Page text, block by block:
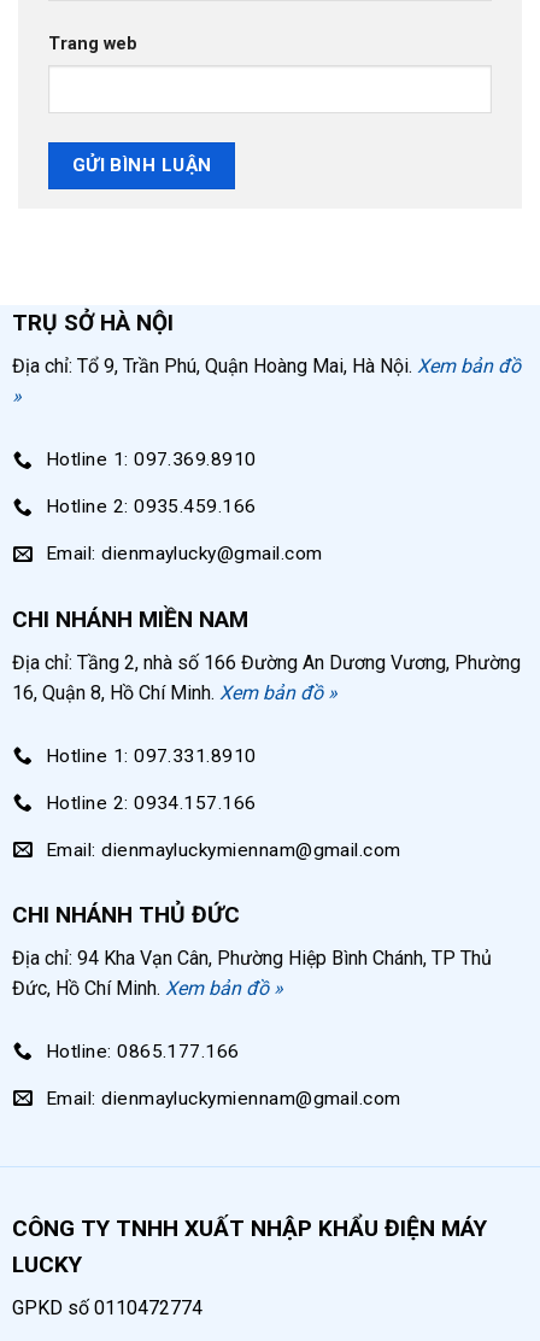
Trang web
TRỤ SỞ HÀ NỘI
Địa chỉ: Tổ 9, Trần Phú, Quận Hoàng Mai, Hà Nội. Xem bản đồ
»
Hotline 1: 097.369.8910
Hotline 2: 0935.459.166
Email: dienmaylucky@gmail.com
CHI NHÁNH MIỀN NAM
Địa chỉ: Tầng 2, nhà số 166 Đường An Dương Vương, Phường
16, Quận 8, Hồ Chí Minh. Xem bản đồ »
Hotline 1: 097.331.8910
Hotline 2: 0934.157.166
Email: dienmayluckymiennam@gmail.com
CHI NHÁNH THỦ ĐỨC
Địa chỉ: 94 Kha Vạn Cân, Phường Hiệp Bình Chánh, TP Thủ
Đức, Hồ Chí Minh. Xem bản đồ »
Hotline: 0865.177.166
Email: dienmayluckymiennam@gmail.com
CÔNG TY TNHH XUẤT NHẬP KHẨU ĐIỆN MÁY
LUCKY
GPKD số 0110472774